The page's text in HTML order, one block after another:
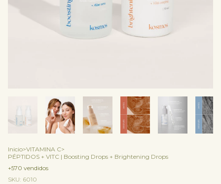
Inicio>VITAMINA C>
PÉPTIDOS + VITC | Boosting Drops + Brightening Drops
+570 vendidos
SKU: 6010